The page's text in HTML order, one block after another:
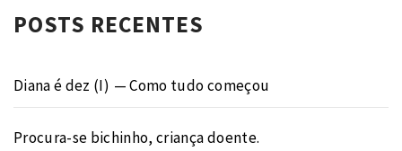
POSTS RECENTES
Diana é dez (I) — Como tudo começou
Procura-se bichinho, criança doente.